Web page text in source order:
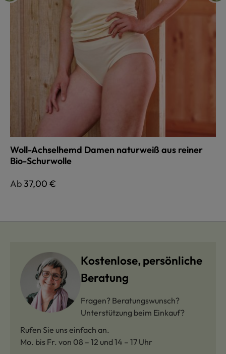
Woll-Achselhemd Damen naturweiß aus reiner
Bio-Schurwolle
Regulärer Preis:
Ab37,00 €
Kostenlose, persönliche
Beratung
Fragen? Beratungswunsch?
Unterstützung beim Einkauf?
Rufen Sie uns einfach an.
Mo. bis Fr. von 08 – 12 und 14 – 17 Uhr